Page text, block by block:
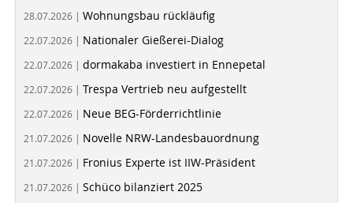
28.07.2026 | Wohnungsbau rückläufig
22.07.2026 | Nationaler Gießerei-Dialog
22.07.2026 | dormakaba investiert in Ennepetal
22.07.2026 | Trespa Vertrieb neu aufgestellt
22.07.2026 | Neue BEG-Förderrichtlinie
21.07.2026 | Novelle NRW-Landesbauordnung
21.07.2026 | Fronius Experte ist IIW-Präsident
21.07.2026 | Schüco bilanziert 2025